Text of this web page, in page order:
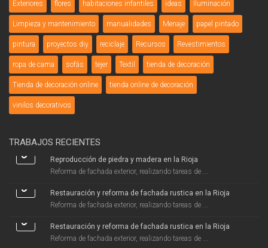
Exteriores flores habitaciones infantiles ideas Iluminación
Limpieza y mantenimiento manualidades Menaje papel pintado
pintura proyectos diy reciclaje Recursos Revestimientos
ropa de cama sofás tejer Textil tienda de decoración
Tienda de decoración online tienda online de decoración
vinilos decorativos
TRABAJOS RECIENTES
Reproducción de piedra y madera en la Rioja
Reforma de fachada exterior, realizando tareas de ...
Restauración y reforma de fachada rustica en la Rioja
Reforma de fachada exterior, realizando tareas de ...
Restauración y reforma de fachada rustica en la Rioja
Reforma de fachada exterior, realizando tareas de ...